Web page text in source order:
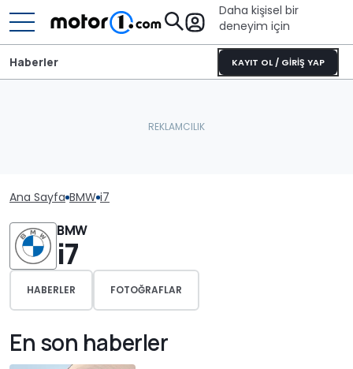
Daha kişisel bir
deneyim için
KAYIT OL / GİRİŞ YAP
Haberler
Ana Sayfa BMW i7
BMW
i7
HABERLER FOTOĞRAFLAR
En son haberler